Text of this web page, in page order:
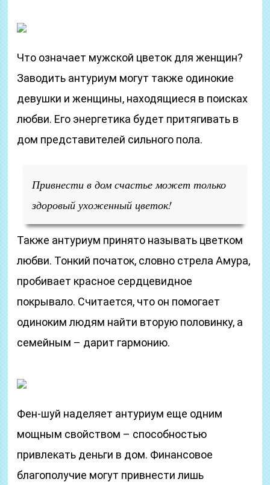
Что означает мужской цветок для женщин?
Заводить антуриум могут также одинокие
девушки и женщины, находящиеся в поисках
любви. Его энергетика будет притягивать в
дом представителей сильного пола.
Привнести в дом счастье может только
здоровый ухоженный цветок!
Также антуриум принято называть цветком
любви. Тонкий початок, словно стрела Амура,
пробивает красное сердцевидное
покрывало. Считается, что он помогает
одиноким людям найти вторую половинку, а
семейным – дарит гармонию.
Фен-шуй наделяет антуриум еще одним
мощным свойством – способностью
привлекать деньги в дом. Финансовое
благополучие могут привнести лишь